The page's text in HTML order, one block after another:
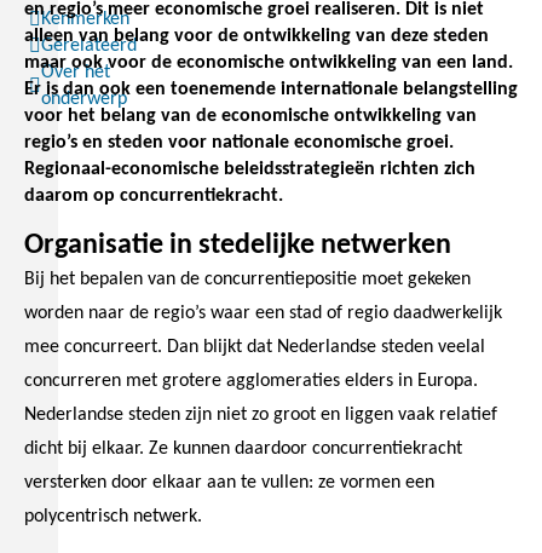
Kenmerken
Gerelateerd
Over het
onderwerp
en regio’s meer economische groei realiseren. Dit is niet
alleen van belang voor de ontwikkeling van deze steden
maar ook voor de economische ontwikkeling van een land.
Er is dan ook een toenemende internationale belangstelling
voor het belang van de economische ontwikkeling van
regio’s en steden voor nationale economische groei.
Regionaal-economische beleidsstrategieën richten zich
daarom op concurrentiekracht.
Organisatie in stedelijke netwerken
Bij het bepalen van de concurrentiepositie moet gekeken
worden naar de regio’s waar een stad of regio daadwerkelijk
mee concurreert. Dan blijkt dat Nederlandse steden veelal
concurreren met grotere agglomeraties elders in Europa.
Nederlandse steden zijn niet zo groot en liggen vaak relatief
dicht bij elkaar. Ze kunnen daardoor concurrentiekracht
versterken door elkaar aan te vullen: ze vormen een
polycentrisch netwerk.